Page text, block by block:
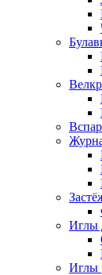
Иглы
Иглы